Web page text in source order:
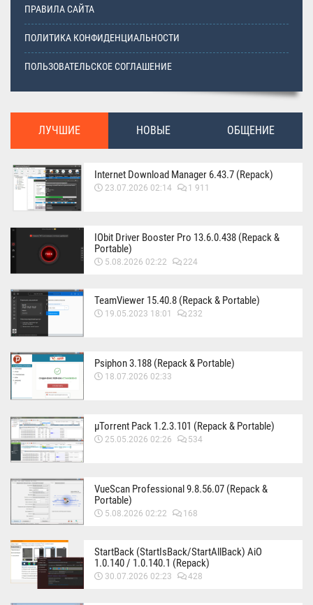
ПРАВИЛА САЙТА
ПОЛИТИКА КОНФИДЕНЦИАЛЬНОСТИ
ПОЛЬЗОВАТЕЛЬСКОЕ СОГЛАШЕНИЕ
ЛУЧШИЕ НОВЫЕ ОБЩЕНИЕ
Internet Download Manager 6.43.7 (Repack)
23.07.2026 02:14 1 911
IObit Driver Booster Pro 13.6.0.438 (Repack &
Portable)
5.08.2026 02:22 224
TeamViewer 15.40.8 (Repack & Portable)
19.05.2023 18:01 232
Psiphon 3.188 (Repack & Portable)
18.07.2026 02:33
µTorrent Pack 1.2.3.101 (Repack & Portable)
25.05.2026 02:26 534
VueScan Professional 9.8.56.07 (Repack &
Portable)
5.08.2026 02:22 168
StartBack (StartIsBack/StartAllBack) AiO
1.0.140 / 1.0.140.1 (Repack)
30.07.2026 02:23 428